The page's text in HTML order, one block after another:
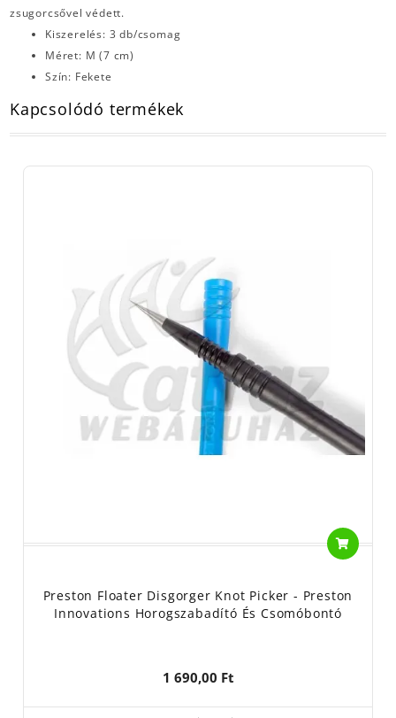
zsugorcsővel védett.
Kiszerelés: 3 db/csomag
Méret: M (7 cm)
Szín: Fekete
Kapcsolódó termékek
Preston Floater Disgorger Knot Picker - Preston
Innovations Horogszabadító És Csomóbontó
1 690,00 Ft